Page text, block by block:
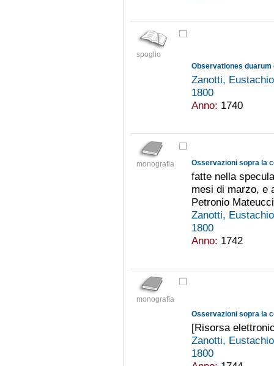
spoglio
Zanotti,
1800
Anno: 1740
monografia Osservazioni sopra la
fatte nella
mesi di marzo, e
Petronio
Zanotti,
1800
Anno: 1742
monografia
[Risorsa
Zanotti,
1800